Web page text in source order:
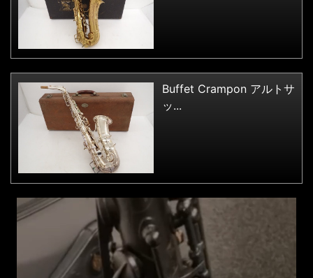
Buffet Crampon アルトサ
ッ...